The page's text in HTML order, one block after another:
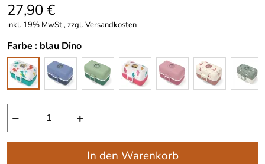
27,90 €
inkl. 19% MwSt., zzgl.Versandkosten
Farbe : blau Dino
− +
In den Warenkorb